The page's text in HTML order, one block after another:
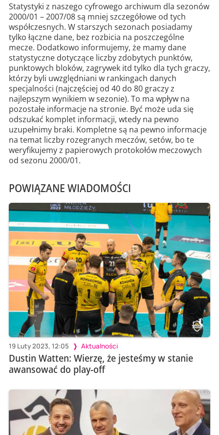
Statystyki z naszego cyfrowego archiwum dla sezonów
2000/01 – 2007/08 są mniej szczegółowe od tych
współczesnych. W starszych sezonach posiadamy
tylko łączne dane, bez rozbicia na poszczególne
mecze. Dodatkowo informujemy, że mamy dane
statystyczne dotyczące liczby zdobytych punktów,
punktowych bloków, zagrywek itd tylko dla tych graczy,
którzy byli uwzględniani w rankingach danych
specjalności (najczęściej od 40 do 80 graczy z
najlepszym wynikiem w sezonie). To ma wpływ na
pozostałe informacje na stronie. Być może uda się
odszukać komplet informacji, wtedy na pewno
uzupełnimy braki. Kompletne są na pewno informacje
na temat liczby rozegranych meczów, setów, bo te
weryfikujemy z papierowych protokołów meczowych
od sezonu 2000/01.
POWIĄZANE WIADOMOŚCI
19 Luty 2023, 12:05 Aktualności
Dustin Watten: Wierzę, że jesteśmy w stanie
awansować do play-off